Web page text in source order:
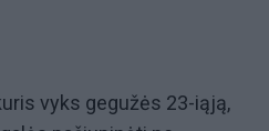
vyks gegužės 23-iąją,